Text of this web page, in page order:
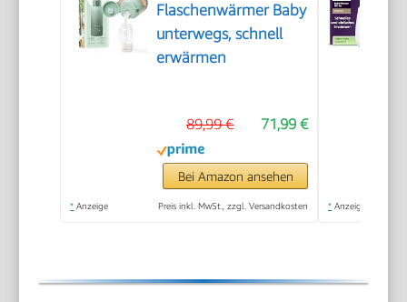
Flaschenwärmer Baby
unterwegs, schnell
erwärmen
71,99 €
89,99 €
Bei Amazon ansehen
* Anzeige Preis inkl. MwSt., zzgl. Versandkosten * Anzeige